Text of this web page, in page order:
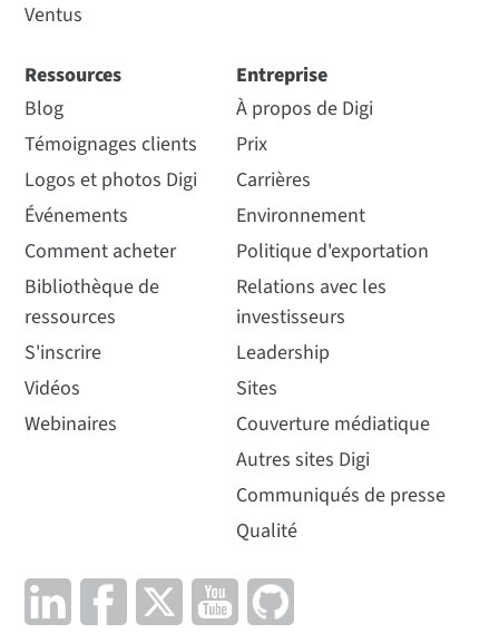
Ventus
Ressources
Blog
Témoignages clients
Logos et photos Digi
Événements
Comment acheter
Bibliothèque de
ressources
S'inscrire
Vidéos
Webinaires
Entreprise
À propos de Digi
Prix
Carrières
Environnement
Politique d'exportation
Relations avec les
investisseurs
Leadership
Sites
Couverture médiatique
Autres sites Digi
Communiqués de presse
Qualité